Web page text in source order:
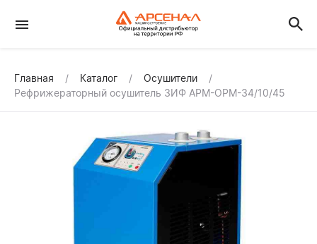
Главная Каталог
Осушители
Рефрижераторный осушитель ЗИФ АРМ-ОРМ-34/10/45